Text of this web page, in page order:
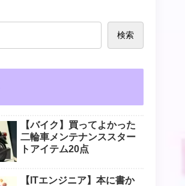
検索
【バイク】買ってよかった
二輪車メンテナンススター
トアイテム20点
【ITエンジニア】本に書か